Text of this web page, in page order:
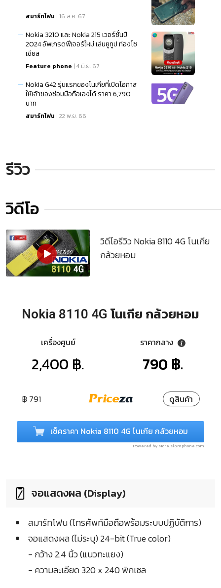
สมาร์ทโฟน | 16 ส.ค. 67
Nokia 3210 และ Nokia 215 เวอร์ชั่นปี
2024 อัพเกรดฟีเจอร์ใหม่ เล่นยูทูป ท่องโซ
เชียล
Feature phone | 4 มิ.ย. 67
Nokia G42 รุ่นแรกของโนเกียที่เปิดโอกาส
ให้เจ้าของซ่อมมือถือเองได้ ราคา 6,790
บาท
สมาร์ทโฟน | 22 พ.ย. 66
รีวิว
วิดีโอ
วิดีโอรีวิว Nokia 8110 4G โนเกีย
กล้วยหอม
Nokia 8110 4G โนเกีย กล้วยหอม
เครื่องศูนย์
2,400 ฿.
ราคากลาง
790 ฿.
฿ 791 ดูสินค้า
เช็คราคา Nokia 8110 4G โนเกีย กล้วยหอม
Powered by store.siamphone.com
จอแสดงผล (Display)
สมาร์ทโฟน (โทรศัพท์มือถือพร้อมระบบปฏิบัติการ)
จอแสดงผล (ไม่ระบุ) 24-bit (True color)
- กว้าง 2.4 นิ้ว (แนวทะแยง)
- ความละเอียด 320 x 240 พิกเซล